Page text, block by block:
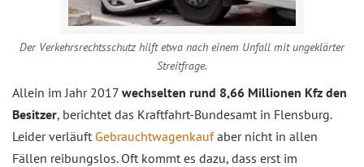
Der Verkehrsrechtsschutz hilft etwa nach einem Unfall mit ungeklärter
Streitfrage.
Allein im Jahr 2017 wechselten rund 8,66 Millionen Kfz den
Besitzer, berichtet das Kraftfahrt-Bundesamt in Flensburg.
Leider verläuft Gebrauchtwagenkaufaber nicht in allen
Fällen reibungslos. Oft kommt es dazu, dass erst im